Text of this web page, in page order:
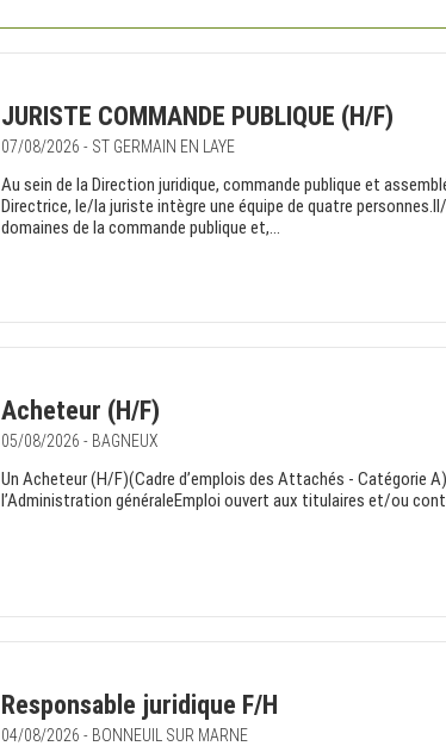
JURISTE COMMANDE PUBLIQUE (H/F)
07/08/2026 - ST GERMAIN EN LAYE
Au sein de la Direction juridique, commande publique et
Directrice, le/la juriste intègre une équipe de quatre
domaines de la commande publique et,...
Acheteur (H/F)
05/08/2026 - BAGNEUX
Un Acheteur (H/F)(Cadre d’emplois des Attachés - Catégorie
l’Administration généraleEmploi ouvert aux titulaires et/ou
Responsable juridique F/H
04/08/2026 - BONNEUIL SUR MARNE